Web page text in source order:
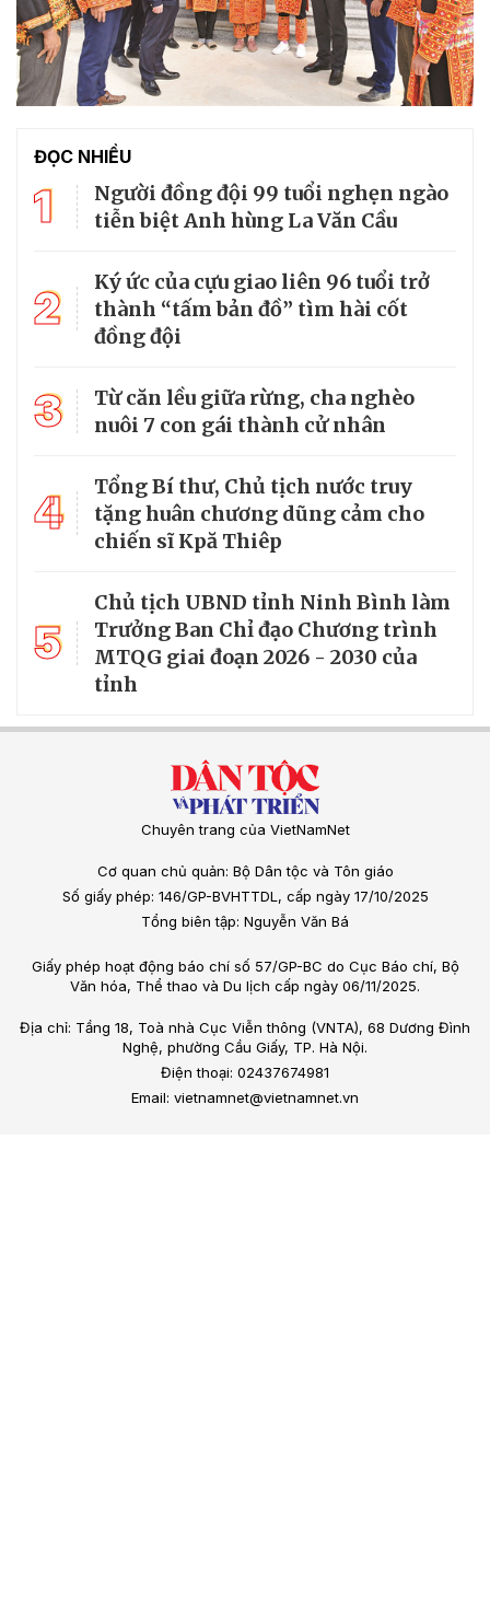
ĐỌC NHIỀU
1
Người đồng đội 99 tuổi nghẹn ngào
tiễn biệt Anh hùng La Văn Cầu
2
Ký ức của cựu giao liên 96 tuổi trở
thành “tấm bản đồ” tìm hài cốt
đồng đội
3
Từ căn lều giữa rừng, cha nghèo
nuôi 7 con gái thành cử nhân
4
Tổng Bí thư, Chủ tịch nước truy
tặng huân chương dũng cảm cho
chiến sĩ Kpă Thiêp
5
Chủ tịch UBND tỉnh Ninh Bình làm
Trưởng Ban Chỉ đạo Chương trình
MTQG giai đoạn 2026 - 2030 của
tỉnh
Chuyên trang của VietNamNet
Cơ quan chủ quản: Bộ Dân tộc và Tôn giáo
Số giấy phép: 146/GP-BVHTTDL, cấp ngày 17/10/2025
Tổng biên tập: Nguyễn Văn Bá
Giấy phép hoạt động báo chí số 57/GP-BC do Cục Báo chí, Bộ
Văn hóa, Thể thao và Du lịch cấp ngày 06/11/2025.
Địa chỉ: Tầng 18, Toà nhà Cục Viễn thông (VNTA), 68 Dương Đình
Nghệ, phường Cầu Giấy, TP. Hà Nội.
Điện thoại: 02437674981
Email: vietnamnet@vietnamnet.vn